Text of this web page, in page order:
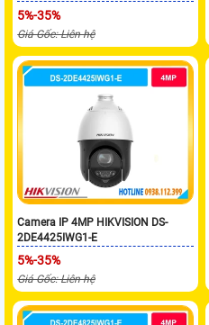
5%-35%
Giá Gốc: Liên hệ
Camera IP 4MP HIKVISION DS-
2DE4425IWG1-E
5%-35%
Giá Gốc: Liên hệ